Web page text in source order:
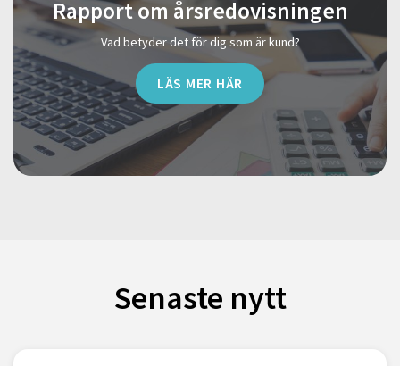
Rapport om årsredovisningen
Vad betyder det för dig som är kund?
LÄS MER HÄR
Senaste nytt